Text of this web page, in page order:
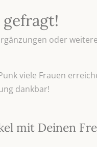
oder
viele Frauen
dankbar!
mit Deinen